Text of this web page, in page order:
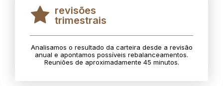
revisões
trimestrais
Analisamos o resultado da carteira desde a revisão
anual e apontamos possíveis rebalanceamentos.
Reuniões de aproximadamente 45 minutos.